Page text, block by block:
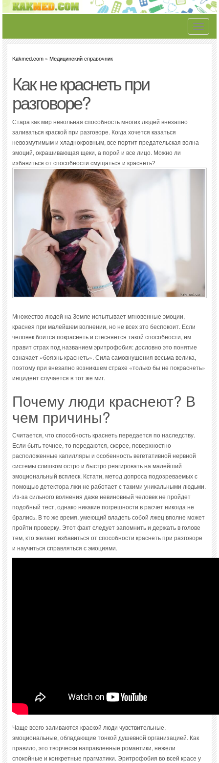
Toggle
Kakmed.com » Медицинский справочник
Как не краснеть при
разговоре?
Стара как мир невольная способность многих людей внезапно
заливаться краской при разговоре. Когда хочется казаться
невозмутимым и хладнокровным, все портит предательская волна
эмоций, окрашивающая щеки, а порой и все лицо. Можно ли
избавиться от способности смущаться и краснеть?
Множество людей на Земле испытывает мгновенные эмоции,
краснея при малейшем волнении, но не всех это беспокоит. Если
человек боится покраснеть и стесняется такой способности, им
правит страх под названием эритрофобия: дословно это понятие
означает «боязнь краснеть». Сила самовнушения весьма велика,
поэтому при внезапно возникшем страхе «только бы не покраснеть»
инцидент случается в тот же миг.
Почему люди краснеют? В
чем причины?
Считается, что способность краснеть передается по наследству.
Если быть точнее, то передаются, скорее, поверхностно
расположенные капилляры и особенность вегетативной нервной
системы слишком остро и быстро реагировать на малейший
эмоциональный всплеск. Кстати, метод допроса подозреваемых с
помощью детектора лжи не работает с такими уникальными людьми.
Из-за сильного волнения даже невиновный человек не пройдет
подобный тест, однако никакие погрешности в расчет никогда не
брались. В то же время, умеющий владеть собой лжец вполне может
пройти проверку. Этот факт следует запомнить и держать в голове
тем, кто желает избавиться от способности краснеть при разговоре
и научиться справляться с эмоциями.
Чаще всего заливаются краской люди чувствительные,
эмоциональные, обладающие тонкой душевной организацией. Как
правило, это творчески направленные романтики, нежели
спокойные и конкретные прагматики. Эритрофобия во всей красе у